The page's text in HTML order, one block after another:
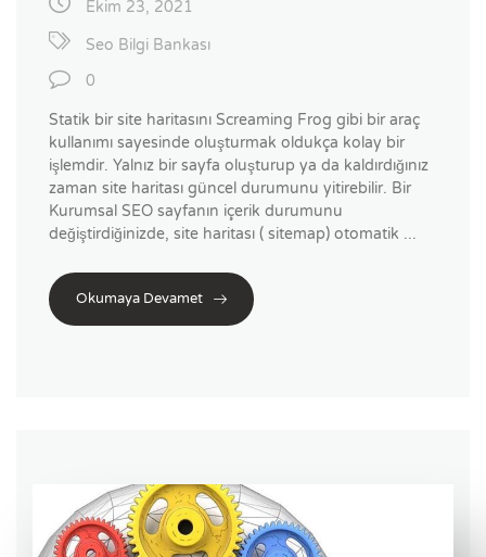
Ekim 23, 2021
Seo Bilgi Bankası
0
Statik bir site haritasını Screaming Frog gibi bir araç
kullanımı sayesinde oluşturmak oldukça kolay bir
işlemdir. Yalnız bir sayfa oluşturup ya da kaldırdığınız
zaman site haritası güncel durumunu yitirebilir. Bir
Kurumsal SEO sayfanın içerik durumunu
değiştirdiğinizde, site haritası ( sitemap) otomatik ...
Okumaya Devamet